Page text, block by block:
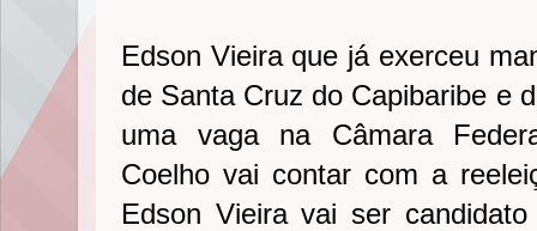
Edson Vieira que já exerceu
de Santa Cruz do Capibaribe e
uma vaga na Câmara
Coelho vai contar com a
Edson Vieira vai ser